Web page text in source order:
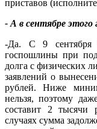
приставов
- А в сентябре этого
-Да. С 9 сентября
госпошлины при
долга с физических
заявлений о
рублей. Ниже
нельзя, поэтому
составит 2 тысячи
случаях сумма